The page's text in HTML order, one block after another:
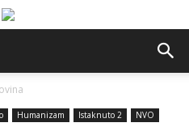
Humanizam Istaknuto 2 NVO